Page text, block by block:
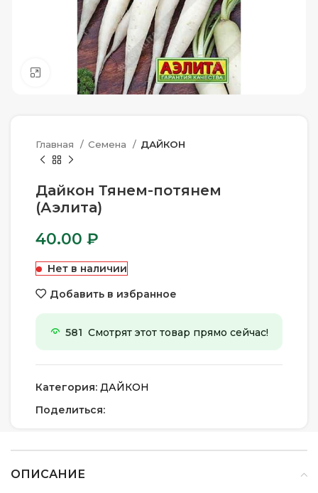
Нажмите, чтобы увеличить
Главная Семена ДАЙКОН
Дайкон Тянем-потянем
(Аэлита)
40.00 ₽
Нет в наличии
Добавить в избранное
581 Смотрят этот товар прямо сейчас!
Категория: ДАЙКОН
Поделиться:
ОПИСАНИЕ